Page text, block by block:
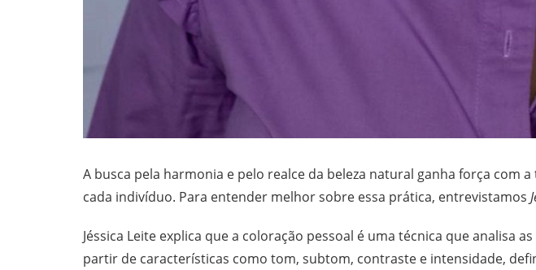
A busca pela harmonia e pelo realce da beleza natural ganha força com
cada indivíduo. Para entender melhor sobre essa prática, entrevistamos
Jéssica Leite explica que a coloração pessoal é uma técnica que analisa
partir de características como tom, subtom, contraste e intensidade,